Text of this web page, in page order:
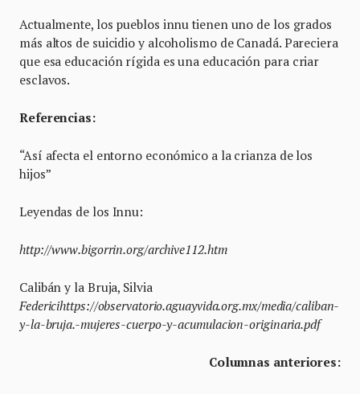
Actualmente, los pueblos innu tienen uno de los grados
más altos de suicidio y alcoholismo de Canadá. Pareciera
que esa educación rígida es una educación para criar
esclavos.
Referencias:
“Así afecta el entorno económico a la crianza de los
hijos”
Leyendas de los Innu:
http://www.bigorrin.org/archive112.htm
Calibán y la Bruja, Silvia
Federicihttps://observatorio.aguayvida.org.mx/media/caliban-
y-la-bruja.-mujeres-cuerpo-y-acumulacion-originaria.pdf
Columnas anteriores: